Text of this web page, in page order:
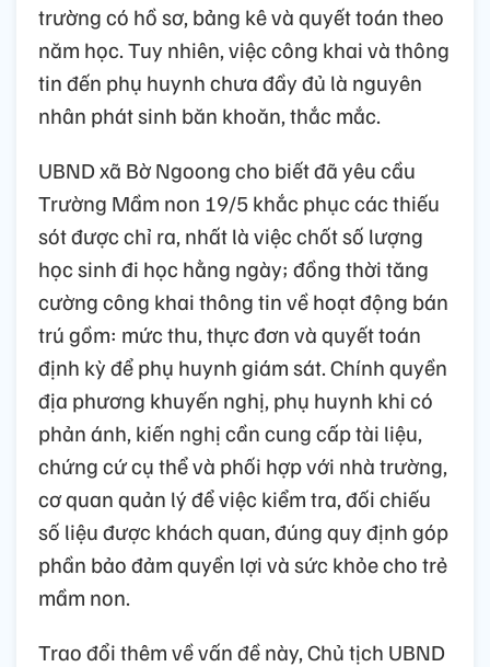
trường có hồ sơ, bảng kê và quyết toán theo
năm học. Tuy nhiên, việc công khai và thông
tin đến phụ huynh chưa đầy đủ là nguyên
nhân phát sinh băn khoăn, thắc mắc.
UBND xã Bờ Ngoong cho biết đã yêu cầu
Trường Mầm non 19/5 khắc phục các thiếu
sót được chỉ ra, nhất là việc chốt số lượng
học sinh đi học hằng ngày; đồng thời tăng
cường công khai thông tin về hoạt động bán
trú gồm: mức thu, thực đơn và quyết toán
định kỳ để phụ huynh giám sát. Chính quyền
địa phương khuyến nghị, phụ huynh khi có
phản ánh, kiến nghị cần cung cấp tài liệu,
chứng cứ cụ thể và phối hợp với nhà trường,
cơ quan quản lý để việc kiểm tra, đối chiếu
số liệu được khách quan, đúng quy định góp
phần bảo đảm quyền lợi và sức khỏe cho trẻ
mầm non.
Trao đổi thêm về vấn đề này, Chủ tịch UBND